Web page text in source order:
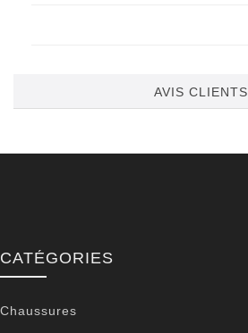
AVIS CLIENTS
CATÉGORIES
Chaussures